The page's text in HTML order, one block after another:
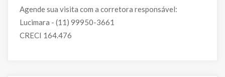
Agende sua visita com a corretora responsável:
Lucimara - (11) 99950-3661
CRECI 164.476